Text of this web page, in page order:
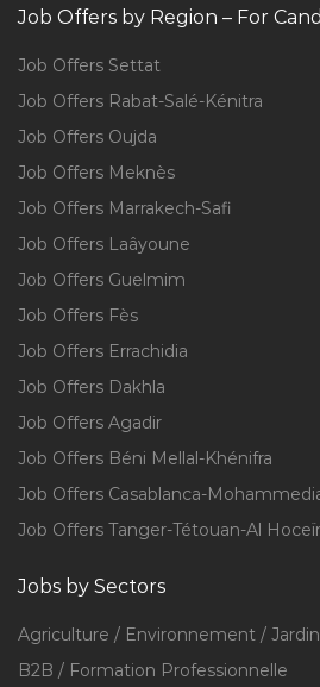
Job Offers by Region – For
Job Offers Settat
Job Offers Rabat-Salé-Kénitra
Job Offers Oujda
Job Offers Meknès
Job Offers Marrakech-Safi
Job Offers Laâyoune
Job Offers Guelmim
Job Offers Fès
Job Offers Errachidia
Job Offers Dakhla
Job Offers Agadir
Job Offers Béni Mellal-Khénifra
Job Offers Casablanca-
Job Offers Tanger-Tétouan-Al
Jobs by Sectors
Agriculture / Environnement /
B2B / Formation Professionnelle